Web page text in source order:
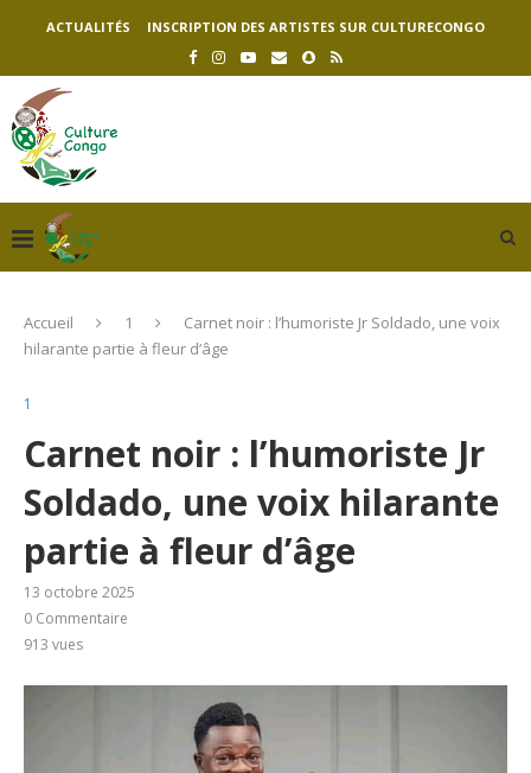
ACTUALITÉS INSCRIPTION DES ARTISTES SUR CULTURECONGO
Accueil 1
Carnet noir : l’humoriste Jr Soldado, une voix
hilarante partie à fleur d’âge
1
Carnet noir : l’humoriste Jr
Soldado, une voix hilarante
partie à fleur d’âge
13 octobre 2025
0 Commentaire
913 vues